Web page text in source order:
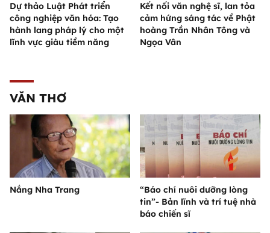
Dự thảo Luật Phát triển
công nghiệp văn hóa: Tạo
hành lang pháp lý cho một
lĩnh vực giàu tiềm năng
Kết nối văn nghệ sĩ, lan tỏa
cảm hứng sáng tác về Phật
hoàng Trần Nhân Tông và
Ngọa Vân
VĂN THƠ
Nắng Nha Trang
“Báo chí nuôi dưỡng lòng
tin”- Bản lĩnh và trí tuệ nhà
báo chiến sĩ